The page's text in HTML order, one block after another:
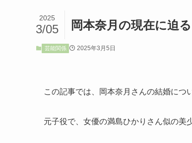
岡本奈月の現在に迫
2025
3/05
芸能関係 2025年3月5日
この記事では、岡本奈月さんの結婚につ
元子役で、女優の満島ひかりさん似の美